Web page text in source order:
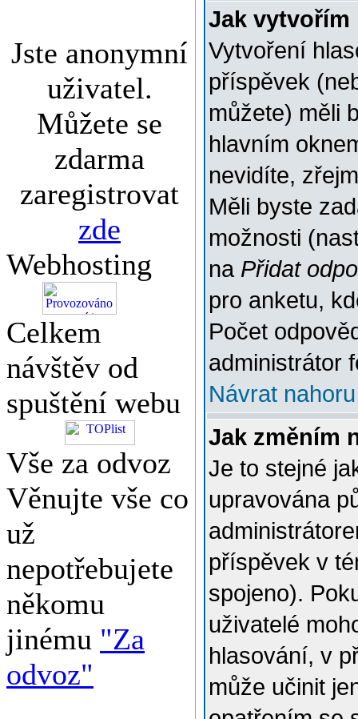
Jste anonymní
uživatel.
Můžete se
zdarma
zaregistrovat
zde
Webhosting
Celkem
návštěv od
spuštění webu
Vše za odvoz
Věnujte vše co
už
nepotřebujete
někomu
jinému "Za
odvoz"
Jak vytvořím
Vytvoření
příspěvek
můžete) měli
hlavním
nevidíte,
Měli byste
možnosti
na Přidat
pro anketu,
Počet
administrátor
Návrat nahoru
Jak změním
Je to stejné
upravována
příspěvek v
spojeno).
uživatelé
hlasování, v
může učinit